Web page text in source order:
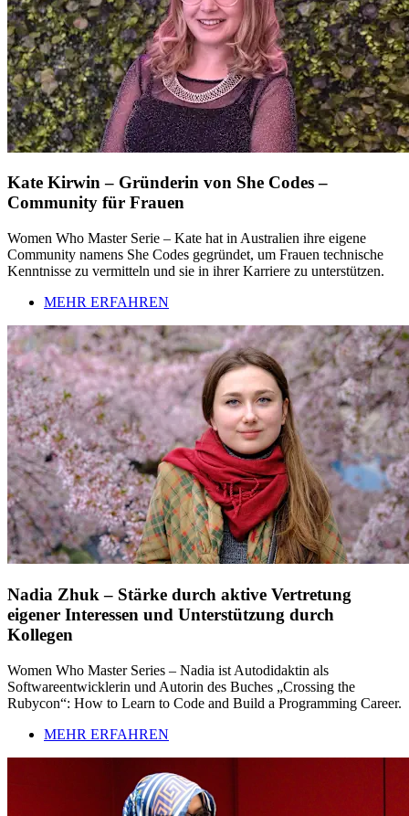
Kate Kirwin – Gründerin von She Codes –
Community für Frauen
Women Who Master Serie – Kate hat in Australien ihre eigene
Community namens She Codes gegründet, um Frauen technische
Kenntnisse zu vermitteln und sie in ihrer Karriere zu unterstützen.
MEHR ERFAHREN
Nadia Zhuk – Stärke durch aktive Vertretung
eigener Interessen und Unterstützung durch
Kollegen
Women Who Master Series – Nadia ist Autodidaktin als
Softwareentwicklerin und Autorin des Buches „Crossing the
Rubycon“: How to Learn to Code and Build a Programming Career.
MEHR ERFAHREN